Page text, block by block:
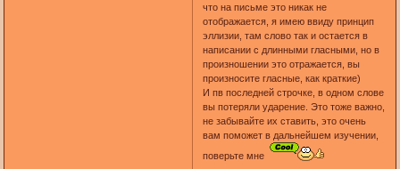
что на письме это никак не
отображается, я имею ввиду принцип
эллизии, там слово так и остается в
написании с длинными гласными, но в
произношении это отражается, вы
произносите гласные, как краткие)
И пв последней строчке, в одном слове
вы потеряли ударение. Это тоже важно,
не забывайте их ставить, это очень
вам поможет в дальнейшем изучении,
поверьте мне